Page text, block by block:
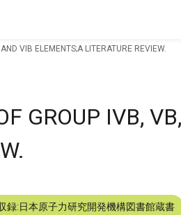
VIB ELEMENTS;A LITERATURE REVIEW.
GROUP IVB,
録:日本原子力研究開発機構図書館蔵書